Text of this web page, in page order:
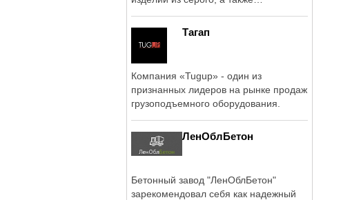
Тагап
Компания «Tugup» - один из
признанных лидеров на рынке продаж
грузоподъемного оборудования.
ЛенОблБетон
Бетонный завод "ЛенОблБетон"
зарекомендовал себя как надежный